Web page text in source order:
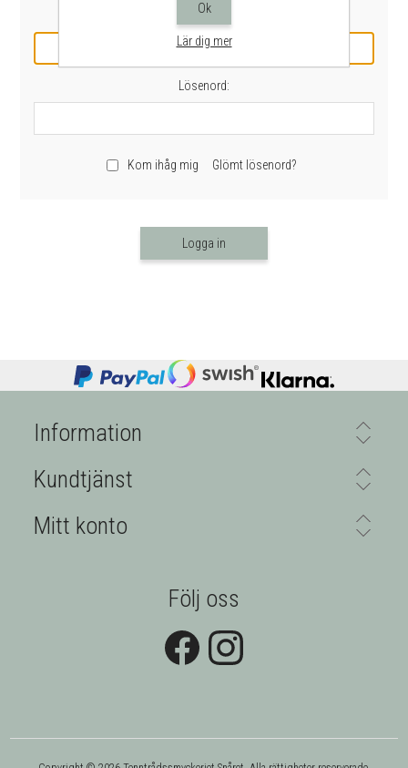
E-post:
Lösenord:
Kom ihåg mig Glömt lösenord?
Logga in
Information
Kundtjänst
Mitt konto
Följ oss
Ok
Lär dig mer